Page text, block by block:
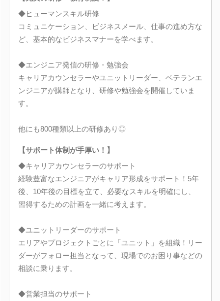
◆ヒューマンスキル研修
コミュニケーション、ビジネスメール、仕事の進め方な
ど、基本的なビジネスマナーを学べます。
◆エンジニア発信の研修・勉強会
キャリアカウンセラーやユニットリーダー、ベテランエ
ンジニアが講師となり、研修や勉強会を開催していま
す。
他にも800種類以上の研修あり◎
【サポート体制が手厚い！】
◆キャリアカウンセラーのサポート
経験豊富なエンジニアがキャリア形成をサポート！5年
後、10年後の目標を立て、必要なスキルを明確にし、
習得するための計画を一緒に考えます。
◆ユニットリーダーのサポート
エリアやプロジェクトごとに「ユニット」を組織！リー
ダーがフォロー担当となって、現場でのお困り事などの
相談に乗ります。
◆営業担当のサポート